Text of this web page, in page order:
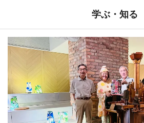
学ぶ・知る